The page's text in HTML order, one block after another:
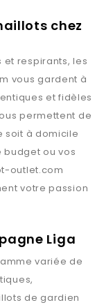
chez
et respirants, les
vous gardent à
et fidèles
permettent de
soit à domicile
budget ou vos
outlet.com
votre passion
Liga
variée de
de gardien